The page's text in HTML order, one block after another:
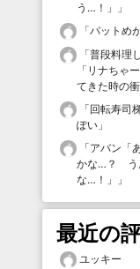
う…！」
」
「バットめ
「普段料理
「リナちゃ
てきた時の
「回転寿司
ぽい 」
「アバン「
かな…？ う
な…！」
」
最近の
ユッキー